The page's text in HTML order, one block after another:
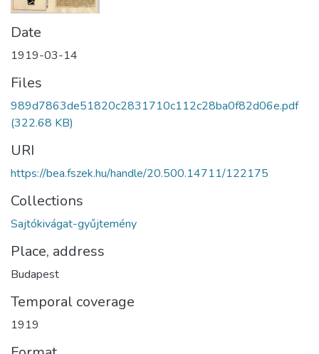
Date
1919-03-14
Files
989d7863de51820c2831710c112c28ba0f82d06e.pdf
(322.68 KB)
URI
https://bea.fszek.hu/handle/20.500.14711/122175
Collections
Sajtókivágat-gyűjtemény
Place, address
Budapest
Temporal coverage
1919